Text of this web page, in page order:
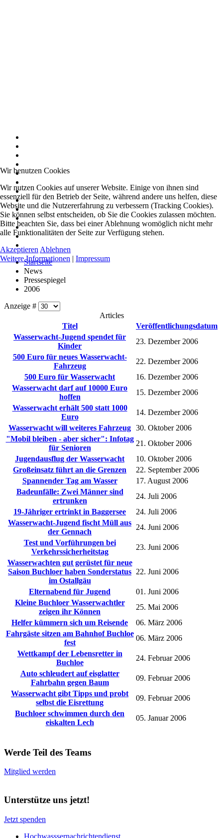
Startseite
News
Pressespiegel
2006
Anzeige #
Articles
Titel
Veröffentlichungsdatum
Wasserwacht-Jugend spendet für
Kinder
23. Dezember 2006
500 Euro für neues Wasserwacht-
Fahrzeug
22. Dezember 2006
500 Euro für Wasserwacht
16. Dezember 2006
Wasserwacht darf auf 10000 Euro
hoffen
15. Dezember 2006
Wasserwacht erhält 500 statt 1000
Euro
14. Dezember 2006
Wasserwacht will weiteres Fahrzeug 30. Oktober 2006
"Mobil bleiben - aber sicher": Infotag
für Senioren
21. Oktober 2006
Jugendausflug der Wasserwacht
10. Oktober 2006
Großeinsatz führt an die Grenzen
22. September 2006
Spannender Tag am Wasser
17. August 2006
Badeunfälle: Zwei Männer sind
ertrunken
24. Juli 2006
19-Jähriger ertrinkt in Baggersee
24. Juli 2006
Wasserwacht-Jugend fischt Müll aus
der Gennach
24. Juni 2006
Test und Vorführungen bei
Verkehrssicherheitstag
23. Juni 2006
Wasserwachten gut gerüstet für neue
Saison Buchloer haben Sonderstatus
im Ostallgäu
22. Juni 2006
Elternabend für Jugend
01. Juni 2006
Kleine Buchloer Wasserwachtler
zeigen ihr Können
25. Mai 2006
Helfer kümmern sich um Reisende
06. März 2006
Fahrgäste sitzen am Bahnhof Buchloe
fest
06. März 2006
Wettkampf der Lebensretter in
Buchloe
24. Februar 2006
Auto schleudert auf eisglatter
Fahrbahn gegen Baum
09. Februar 2006
Wasserwacht gibt Tipps und probt
selbst die Eisrettung
09. Februar 2006
Buchloer schwimmen durch den
eiskalten Lech
05. Januar 2006
Werde Teil des Teams
Mitglied werden
Unterstütze uns jetzt!
Jetzt spenden
Hochwasssernachrichtendienst
Wir benutzen Cookies
Wir nutzen Cookies auf unserer Website. Einige von ihnen sind
essenziell für den Betrieb der Seite, während andere uns helfen, diese
Website und die Nutzererfahrung zu verbessern (Tracking Cookies).
Sie können selbst entscheiden, ob Sie die Cookies zulassen möchten.
Bitte beachten Sie, dass bei einer Ablehnung womöglich nicht mehr
alle Funktionalitäten der Seite zur Verfügung stehen.
Akzeptieren Ablehnen
Weitere Informationen | Impressum